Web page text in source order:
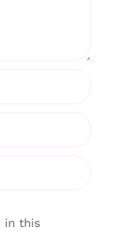
in this